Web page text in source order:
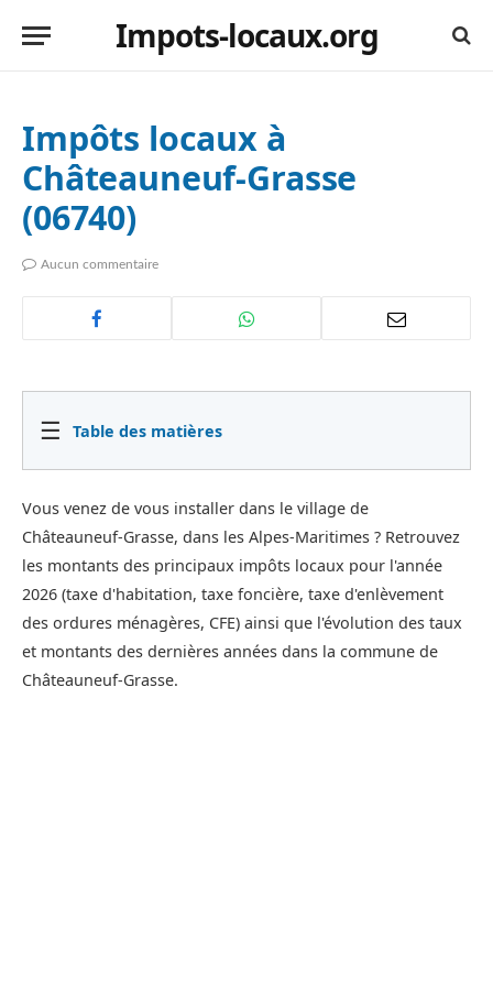
Impots-locaux.org
Impôts locaux à
Châteauneuf-Grasse
(06740)
Aucun commentaire
☰ Table des matières
Vous venez de vous installer dans le village de
Châteauneuf-Grasse, dans les Alpes-Maritimes ? Retrouvez
les montants des principaux impôts locaux pour l'année
2026 (taxe d'habitation, taxe foncière, taxe d'enlèvement
des ordures ménagères, CFE) ainsi que l'évolution des taux
et montants des dernières années dans la commune de
Châteauneuf-Grasse.